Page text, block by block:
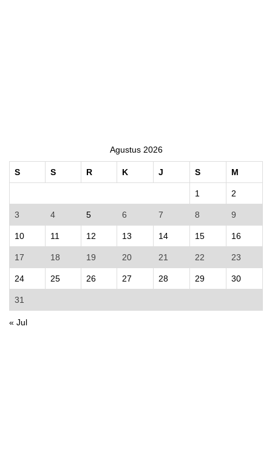
Agustus 2026
S S R K J S M
1 2
3 4 5 6 7 8 9
10 11 12 13 14 15 16
17 18 19 20 21 22 23
24 25 26 27 28 29 30
31
« Jul